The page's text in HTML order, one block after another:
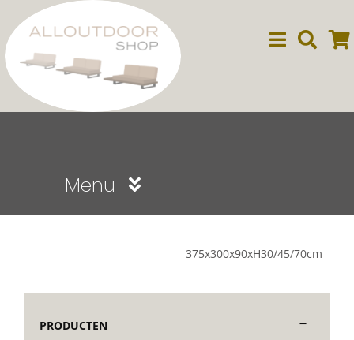
naar
inhoud
Menu
Lounge
375x300x90xH30/45/70cm
PRODUCTEN